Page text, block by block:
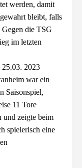
werden, damit
bleibt, falls
die TSG
im letzten
25.03. 2023
war ein
Saisonspiel,
11 Tore
und zeigte beim
spielerisch eine